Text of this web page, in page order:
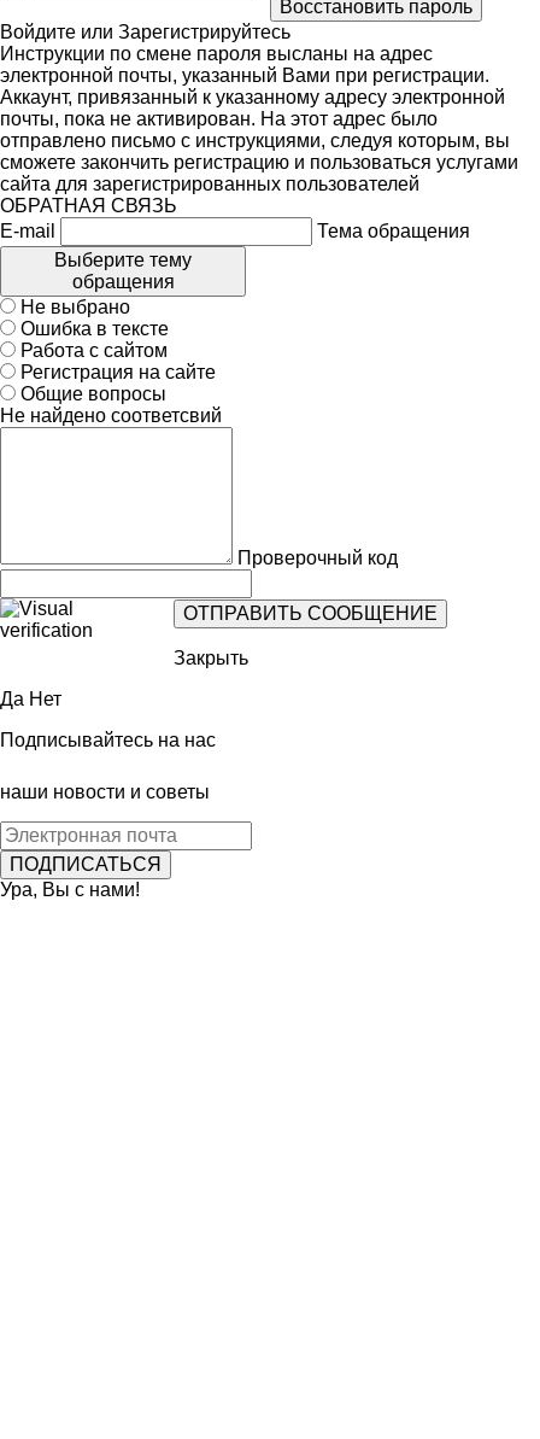
Войдите или Зарегистрируйтесь
Инструкции по смене пароля высланы на адрес
электронной почты, указанный Вами при регистрации.
Аккаунт, привязанный к указанному адресу электронной
почты, пока не активирован. На этот адрес было
отправлено письмо с инструкциями, следуя которым, вы
сможете закончить регистрацию и пользоваться услугами
сайта для зарегистрированных пользователей
ОБРАТНАЯ СВЯЗЬ
E-mail
Тема обращения
Выберите тему
обращения
Не выбрано
Ошибка в тексте
Работа с сайтом
Регистрация на сайте
Общие вопросы
Не найдено соответсвий
Проверочный код
Закрыть
Да Нет
Подписывайтесь на нас
наши новости и советы
Ура, Вы с нами!